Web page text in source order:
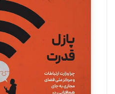
یسنا امان‌پور
تحریریه
ملینا جعفری